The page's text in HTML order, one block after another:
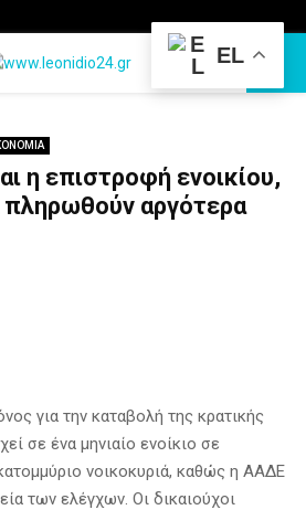
η επιστροφή ενοικίου,
πληρωθούν αργότερα
για την καταβολή της κρατικής
σε ένα μηνιαίο ενοίκιο σε
νοικοκυριά, καθώς η ΑΑΔΕ
των ελέγχων. Οι δικαιούχοι
EL